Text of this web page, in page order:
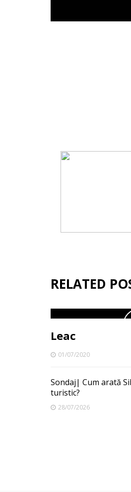
RELATED
Leac
01/07/2020
Sondaj| Cum arată
turistic?
28/07/2026